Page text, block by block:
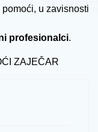
u zavisnosti
profesionalci.
ZAJEČAR